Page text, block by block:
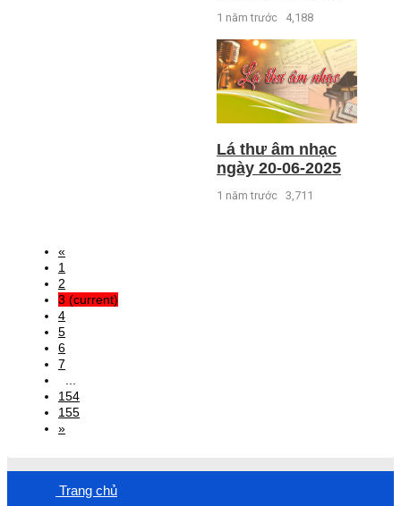
1 năm trước 4,188
Lá thư âm nhạc
ngày 20-06-2025
1 năm trước 3,711
«
1
2
3 (current)
4
5
6
7
...
154
155
»
Trang chủ